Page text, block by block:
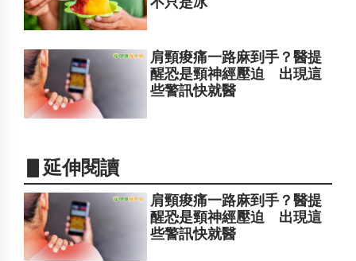
肩頸痠痛一路麻到手？醫提
醒恐是頸神經壓迫 出現這
些警訊快就醫
▋延伸閱讀
肩頸痠痛一路麻到手？醫提
醒恐是頸神經壓迫 出現這
些警訊快就醫